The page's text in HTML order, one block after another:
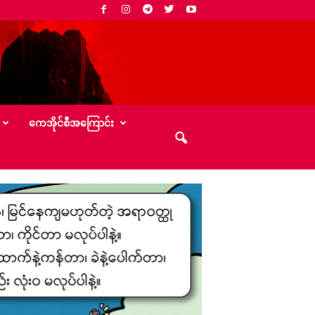
‌ကေအိုင်စီအ‌ကြောင်း